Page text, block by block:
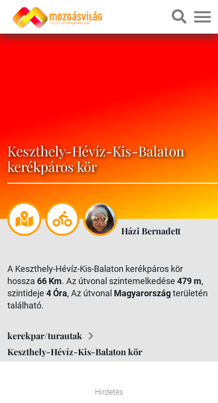
Keszthely-Hévíz-Kis-Balaton
kerékpáros kör
Házi Bernadett
A Keszthely-Hévíz-Kis-Balaton kerékpáros kör
hossza 66 Km. Az útvonal szintemelkedése 479 m,
szintideje 4 Óra, Az útvonal Magyarországterületén
található.
kerekpar/turautak
Keszthely-Hévíz-Kis-Balaton kör
Hirdetés